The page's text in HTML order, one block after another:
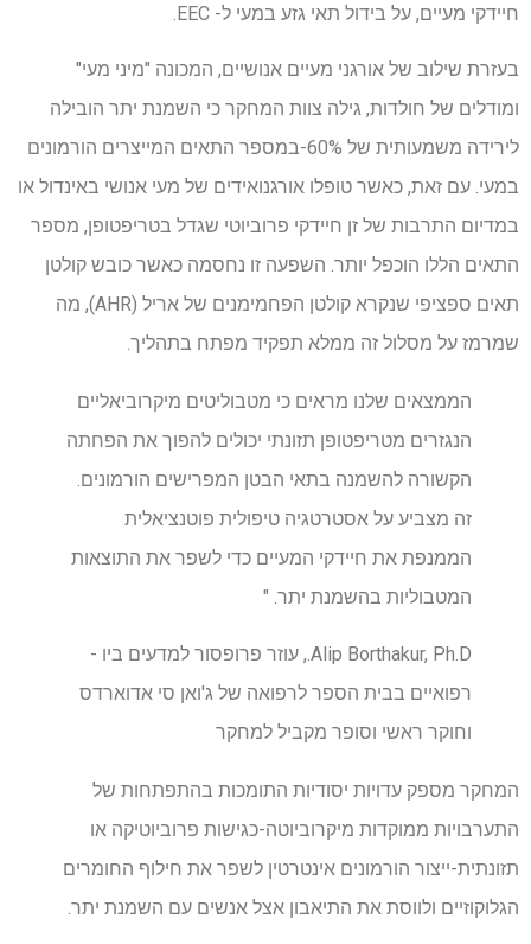
חיידקי מעיים, על בידול תאי גזע במעי ל- EEC.
בעזרת שילוב של אורגני מעיים אנושיים, המכונה "מיני מעי"
ומודלים של חולדות, גילה צוות המחקר כי השמנת יתר הובילה
לירידה משמעותית של 60%-במספר התאים המייצרים הורמונים
במעי. עם זאת, כאשר טופלו אורגנואידים של מעי אנושי באינדול או
במדיום התרבות של זן חיידקי פרוביוטי שגדל בטריפטופן, מספר
התאים הללו הוכפל יותר. השפעה זו נחסמה כאשר כובש קולטן
תאים ספציפי שנקרא קולטן הפחמימנים של אריל (AHR), מה
שמרמז על מסלול זה ממלא תפקיד מפתח בתהליך.
הממצאים שלנו מראים כי מטבוליטים מיקרוביאליים
הנגזרים מטריפטופן תזונתי יכולים להפוך את הפחתה
הקשורה להשמנה בתאי הבטן המפרישים הורמונים.
זה מצביע על אסטרטגיה טיפולית פוטנציאלית
הממנפת את חיידקי המעיים כדי לשפר את התוצאות
המטבוליות בהשמנת יתר. "
Alip Borthakur, Ph.D., עוזר פרופסור למדעים ביו -
רפואיים בבית הספר לרפואה של ג'ואן סי אדוארדס
וחוקר ראשי וסופר מקביל למחקר
המחקר מספק עדויות יסודיות התומכות בהתפתחות של
התערבויות ממוקדות מיקרוביוטה-כגישות פרוביוטיקה או
תזונתית-ייצור הורמונים אינטרטין לשפר את חילוף החומרים
הגלוקוזיים ולווסת את התיאבון אצל אנשים עם השמנת יתר.